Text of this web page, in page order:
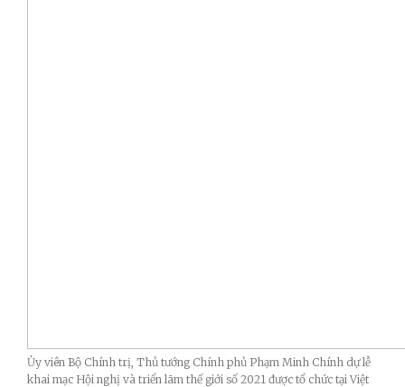
Ủy viên Bộ Chính trị, Thủ tướng Chính phủ Phạm Minh Chính dự lễ
khai mạc Hội nghị và triển lãm thế giới số 2021 được tổ chức tại Việt